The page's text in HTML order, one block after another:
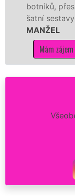
postele
se zárukou kvality
montáže nábytku ve